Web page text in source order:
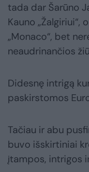
tada dar Šarūno
Kauno „Žalgiriui“,
„Monaco“, bet
neaudrinančios
Didesnę intrigą
paskirstomos
Tačiau ir abu
buvo išskirtiniai
įtampos, intrigos